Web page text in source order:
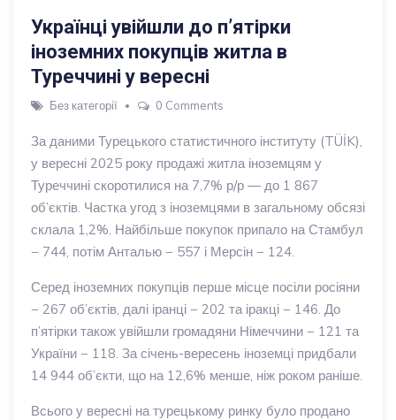
Українці увійшли до п’ятірки
іноземних покупців житла в
Туреччині у вересні
Без категорії 0 Comments
За даними Турецького статистичного інституту (TÜİK),
у вересні 2025 року продажі житла іноземцям у
Туреччині скоротилися на 7,7% р/р — до 1 867
об’єктів. Частка угод з іноземцями в загальному обсязі
склала 1,2%. Найбільше покупок припало на Стамбул
− 744, потім Анталью − 557 і Мерсін − 124.
Серед іноземних покупців перше місце посіли росіяни
− 267 об’єктів, далі іранці − 202 та іракці − 146. До
п’ятірки також увійшли громадяни Німеччини − 121 та
України − 118. За січень-вересень іноземці придбали
14 944 об’єкти, що на 12,6% менше, ніж роком раніше.
Всього у вересні на турецькому ринку було продано